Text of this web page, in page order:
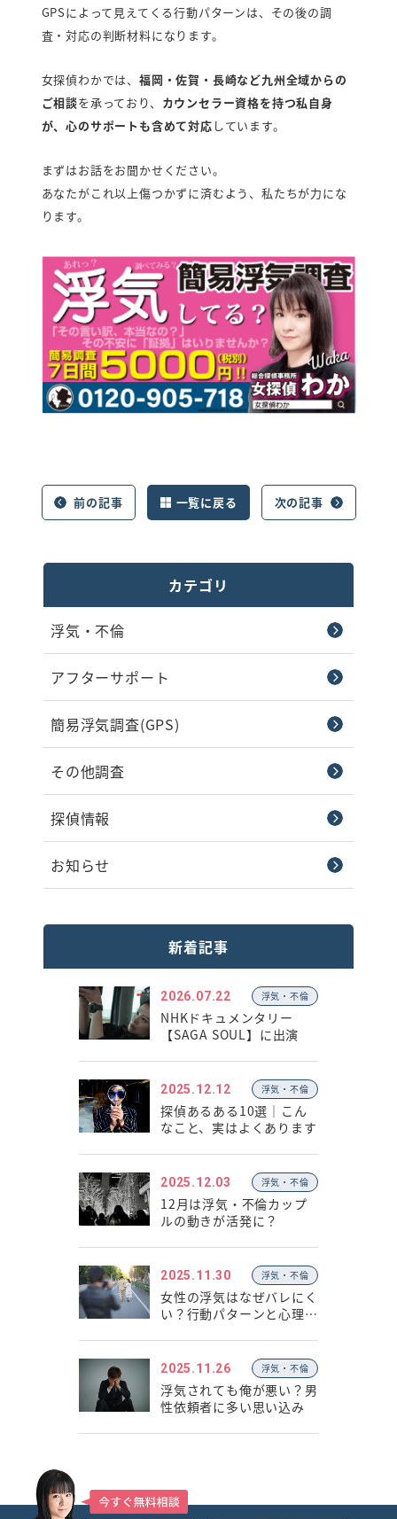
GPSによって見えてくる行動パターンは、その後の調
査・対応の判断材料になります。
女探偵わかでは、 福岡・佐賀・長崎など九州全域からの
ご相談を承っており、 カウンセラー資格を持つ私自身
が、心のサポートも含めて対応 しています。
まずはお話をお聞かせください。
あなたがこれ以上傷つかずに済むよう、私たちが力にな
ります。
前の記事 一覧に戻る 次の記事
カテゴリ
浮気・不倫
アフターサポート
簡易浮気調査(GPS)
その他調査
探偵情報
お知らせ
新着記事
2026.07.22 浮気・不倫
NHKドキュメンタリー
【SAGA SOUL】に出演
2025.12.12 浮気・不倫
探偵あるある10選｜こん
なこと、実はよくあります
2025.12.03 浮気・不倫
12月は浮気・不倫カップ
ルの動きが活発に？
2025.11.30 浮気・不倫
女性の浮気はなぜバレにく
い？行動パターンと心理の
2025.11.26 浮気・不倫
浮気されても俺が悪い？男
性依頼者に多い思い込み